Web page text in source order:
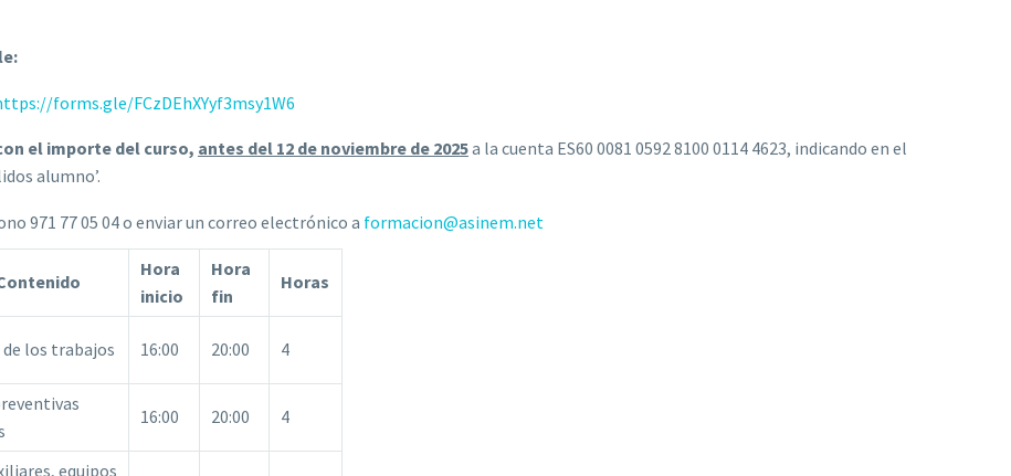
forms.gle/FCzDEhXYyf3msy1W6
el importe del curso, antes del 12 de noviembre de 2025a la cuenta ES60 0081 0592 8100 0114 4623, indicando en el
alumno’.
971 77 05 04 o enviar un correo electrónico a formacion@asinem.net
Hora
inicio
Hora
fin
Horas
los trabajos 16:00 20:00 4
16:00 20:00 4
equipos